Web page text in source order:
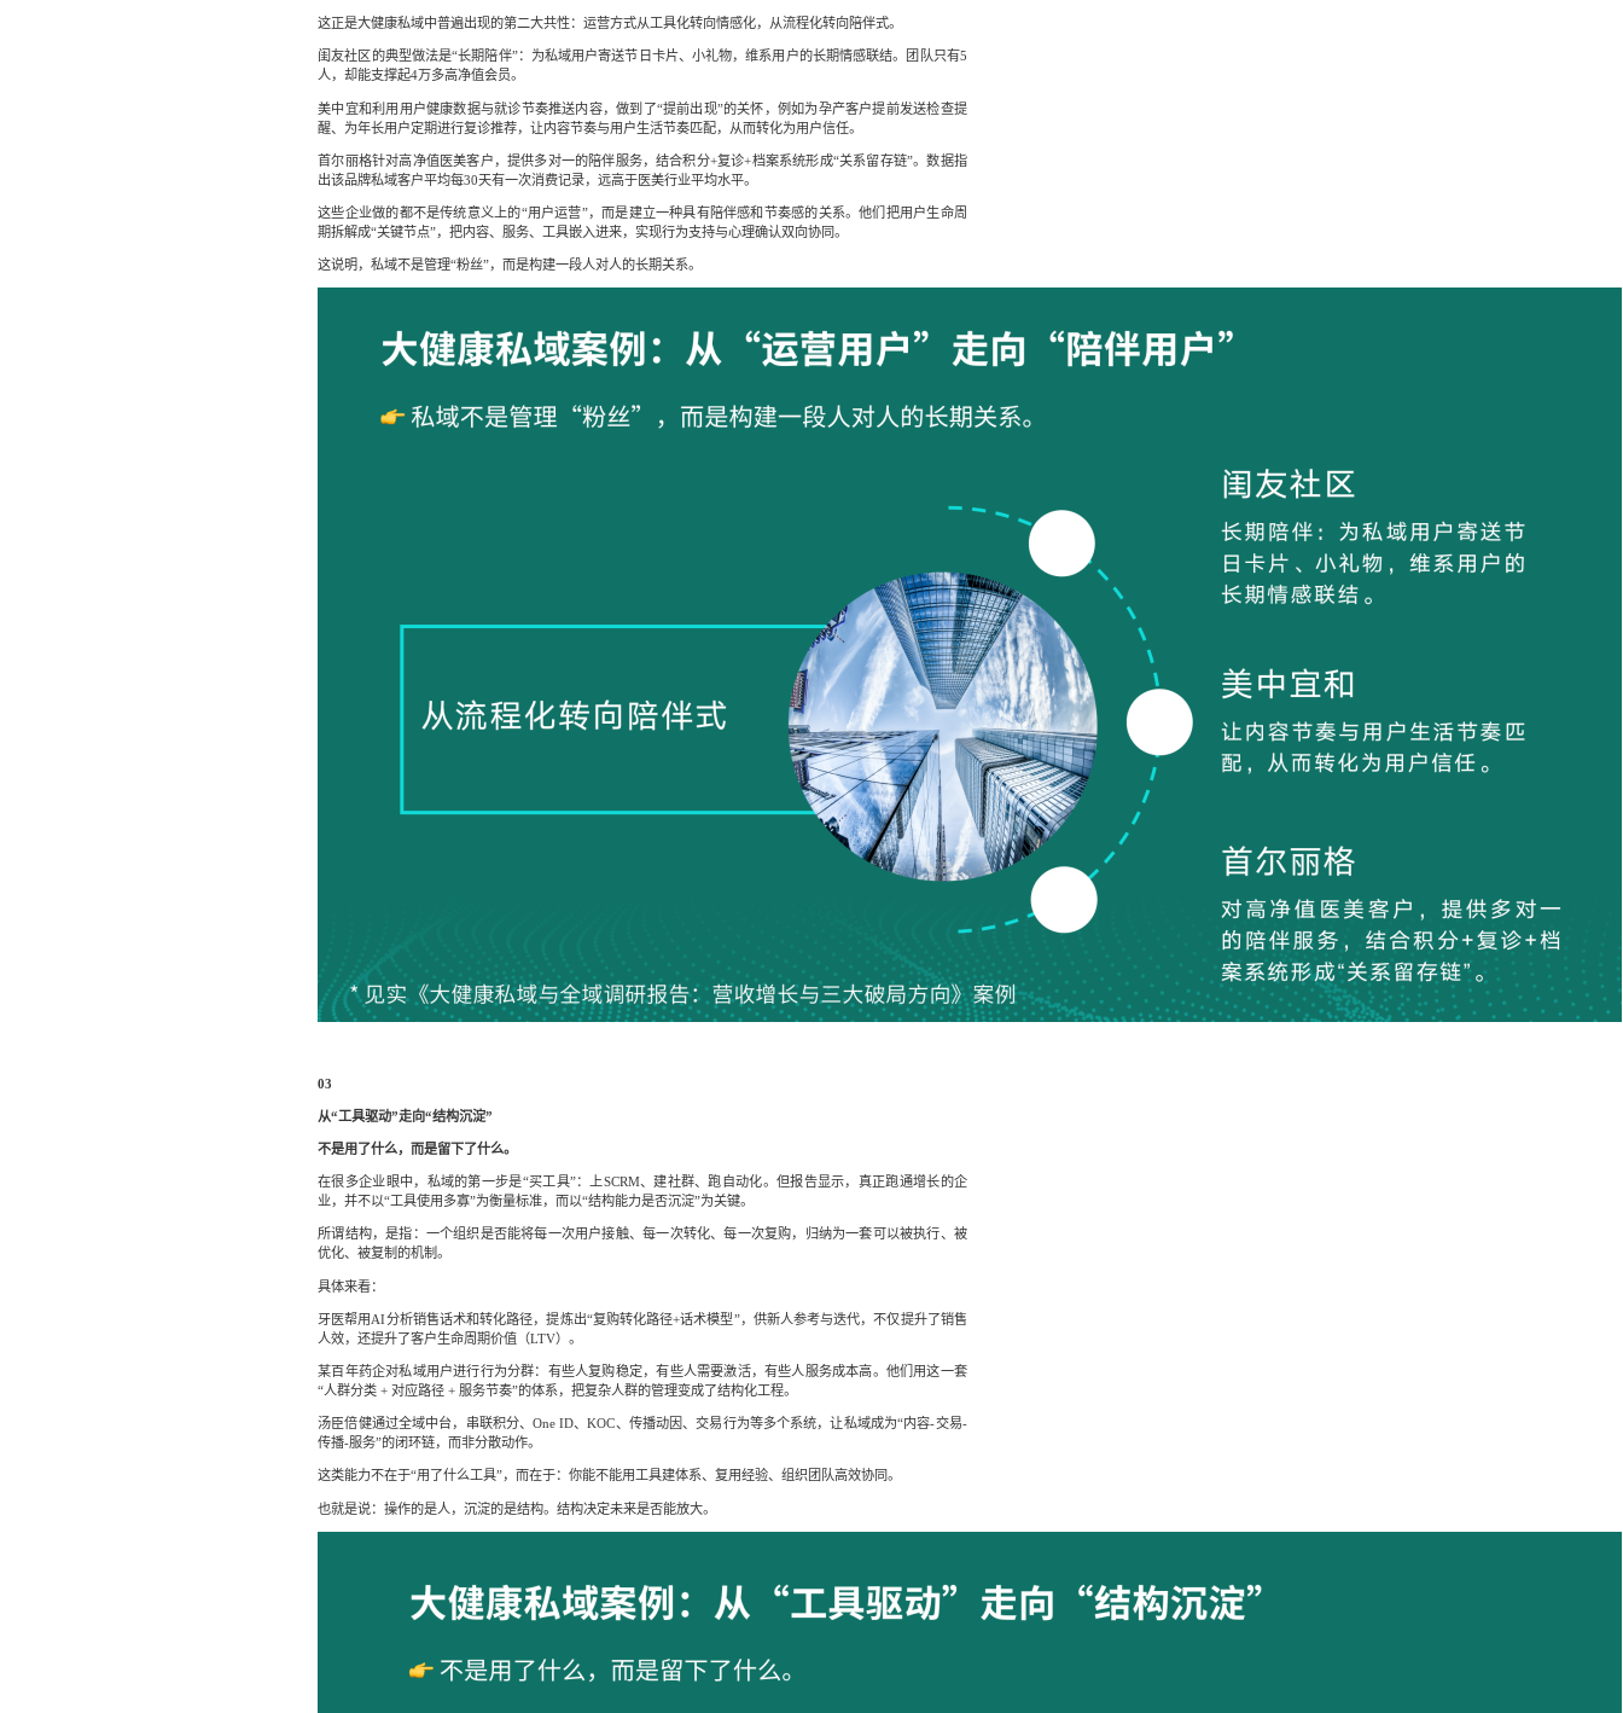
这正是大健康私域中普遍出现的第二大共性：运营方式从工具化转向情感化，从流程化转向陪伴式。
闺友社区的典型做法是“长期陪伴”：为私域用户寄送节日卡片、小礼物，维系用户的长期情感联结。团队只有5
人，却能支撑起4万多高净值会员。
美中宜和利用用户健康数据与就诊节奏推送内容，做到了“提前出现”的关怀，例如为孕产客户提前发送检查提
醒、为年长用户定期进行复诊推荐，让内容节奏与用户生活节奏匹配，从而转化为用户信任。
首尔丽格针对高净值医美客户，提供多对一的陪伴服务，结合积分+复诊+档案系统形成“关系留存链”。数据指
出该品牌私域客户平均每30天有一次消费记录，远高于医美行业平均水平。
这些企业做的都不是传统意义上的“用户运营”，而是建立一种具有陪伴感和节奏感的关系。他们把用户生命周
期拆解成“关键节点”，把内容、服务、工具嵌入进来，实现行为支持与心理确认双向协同。
这说明，私域不是管理“粉丝”，而是构建一段人对人的长期关系。
03
从“工具驱动”走向“结构沉淀”
不是用了什么，而是留下了什么。
在很多企业眼中，私域的第一步是“买工具”：上SCRM、建社群、跑自动化。但报告显示，真正跑通增长的企
业，并不以“工具使用多寡”为衡量标准，而以“结构能力是否沉淀”为关键。
所谓结构，是指：一个组织是否能将每一次用户接触、每一次转化、每一次复购，归纳为一套可以被执行、被
优化、被复制的机制。
具体来看：
牙医帮用AI分析销售话术和转化路径，提炼出“复购转化路径+话术模型”，供新人参考与迭代，不仅提升了销售
人效，还提升了客户生命周期价值（LTV）。
某百年药企对私域用户进行行为分群：有些人复购稳定，有些人需要激活，有些人服务成本高。他们用这一套
“人群分类 + 对应路径 + 服务节奏”的体系，把复杂人群的管理变成了结构化工程。
汤臣倍健通过全域中台，串联积分、One ID、KOC、传播动因、交易行为等多个系统，让私域成为“内容-交易-
传播-服务”的闭环链，而非分散动作。
这类能力不在于“用了什么工具”，而在于：你能不能用工具建体系、复用经验、组织团队高效协同。
也就是说：操作的是人，沉淀的是结构。结构决定未来是否能放大。